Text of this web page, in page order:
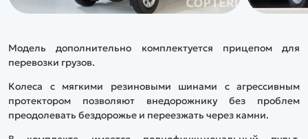
Модель дополнительно комплектуется прицепом для
перевозки грузов.
Колеса с мягкими резиновыми шинами с агрессивным
протектором позволяют внедорожнику без проблем
преодолевать бездорожье и переезжать через камни.